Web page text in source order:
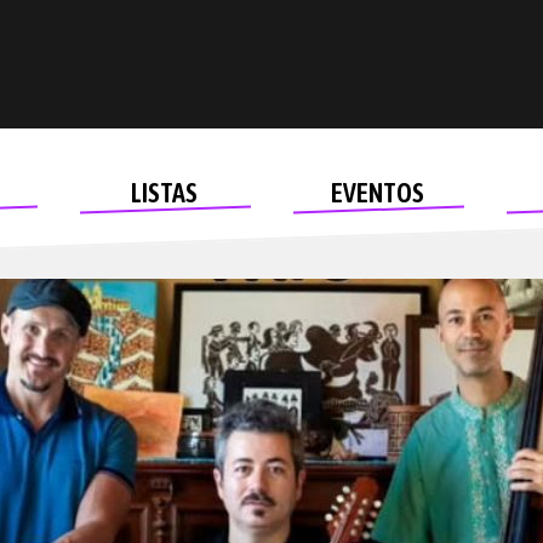
LISTAS EVENTOS